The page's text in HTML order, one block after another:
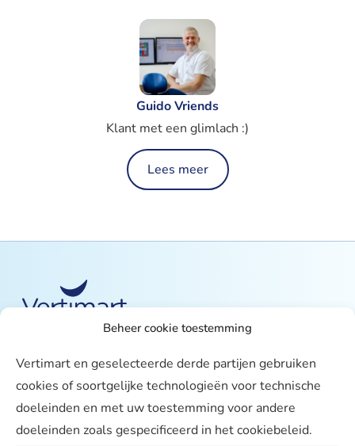
Beheer cookie toestemming
Vertimart en geselecteerde derde partijen gebruiken
cookies of soortgelijke technologieën voor technische
doeleinden en met uw toestemming voor andere
doeleinden zoals gespecificeerd in het cookiebeleid.
Guido Vriends
Klant met een glimlach :)
Lees meer
Vertimart
Werken bij
Agenda